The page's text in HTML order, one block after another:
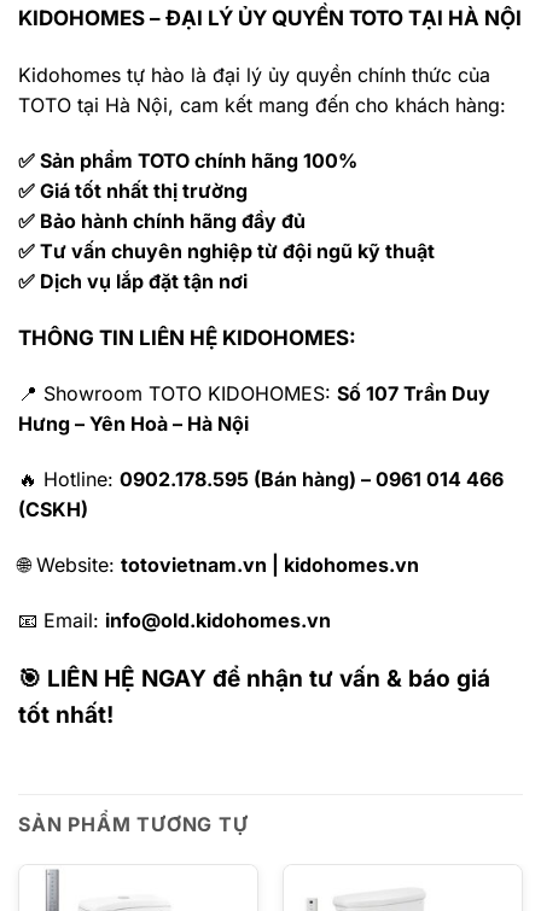
KIDOHOMES – ĐẠI LÝ ỦY QUYỀN TOTO TẠI HÀ NỘI
Kidohomes tự hào là đại lý ủy quyền chính thức của
TOTO tại Hà Nội, cam kết mang đến cho khách hàng:
✅ Sản phẩm TOTO chính hãng 100%
✅ Giá tốt nhất thị trường
✅ Bảo hành chính hãng đầy đủ
✅ Tư vấn chuyên nghiệp từ đội ngũ kỹ thuật
✅ Dịch vụ lắp đặt tận nơi
THÔNG TIN LIÊN HỆ KIDOHOMES:
📍 Showroom TOTO KIDOHOMES: Số 107 Trần Duy
Hưng – Yên Hoà – Hà Nội
🔥 Hotline: 0902.178.595 (Bán hàng) – 0961 014 466
(CSKH)
🌐 Website: totovietnam.vn | kidohomes.vn
📧 Email: info@old.kidohomes.vn
🎯 LIÊN HỆ NGAY để nhận tư vấn & báo giá
tốt nhất!
SẢN PHẨM TƯƠNG TỰ